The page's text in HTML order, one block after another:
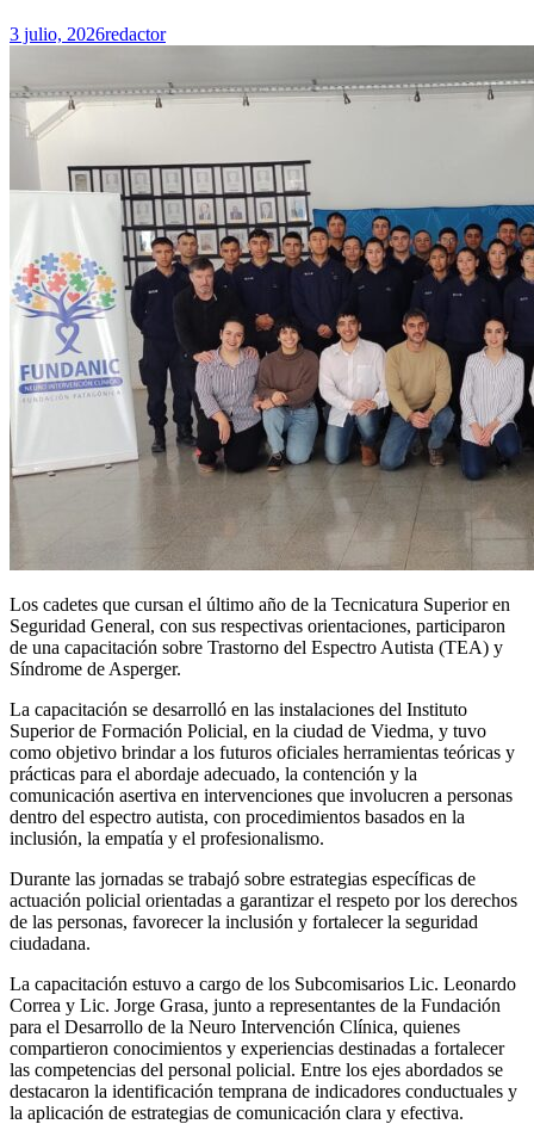
3 julio, 2026redactor
Los cadetes que cursan el último año de la Tecnicatura Superior en
Seguridad General, con sus respectivas orientaciones, participaron
de una capacitación sobre Trastorno del Espectro Autista (TEA) y
Síndrome de Asperger.
La capacitación se desarrolló en las instalaciones del Instituto
Superior de Formación Policial, en la ciudad de Viedma, y tuvo
como objetivo brindar a los futuros oficiales herramientas teóricas y
prácticas para el abordaje adecuado, la contención y la
comunicación asertiva en intervenciones que involucren a personas
dentro del espectro autista, con procedimientos basados en la
inclusión, la empatía y el profesionalismo.
Durante las jornadas se trabajó sobre estrategias específicas de
actuación policial orientadas a garantizar el respeto por los derechos
de las personas, favorecer la inclusión y fortalecer la seguridad
ciudadana.
La capacitación estuvo a cargo de los Subcomisarios Lic. Leonardo
Correa y Lic. Jorge Grasa, junto a representantes de la Fundación
para el Desarrollo de la Neuro Intervención Clínica, quienes
compartieron conocimientos y experiencias destinadas a fortalecer
las competencias del personal policial. Entre los ejes abordados se
destacaron la identificación temprana de indicadores conductuales y
la aplicación de estrategias de comunicación clara y efectiva.